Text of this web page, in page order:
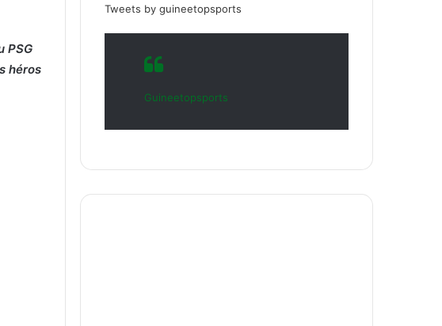
PSG
héros
Tweets by guineetopsports
Guineetopsports